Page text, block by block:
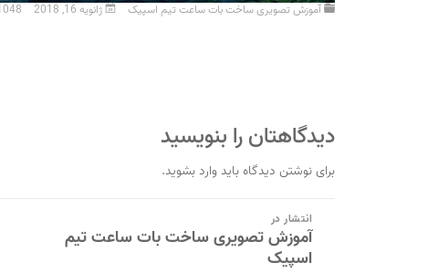
آموزش تصویری ساخت بات ساعت تیم اسپیک ژانویه 16, 2018
دیدگاهتان را بنویسید
برای نوشتن دیدگاه بایدوارد بشوید.
راهبری
نوشته
انتشار در
آموزش تصویری ساخت بات ساعت تیم
اسپیک